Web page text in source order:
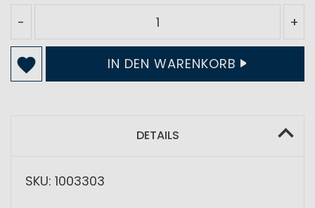
- +
IN DEN WARENKORB
DETAILS
SKU: 1003303